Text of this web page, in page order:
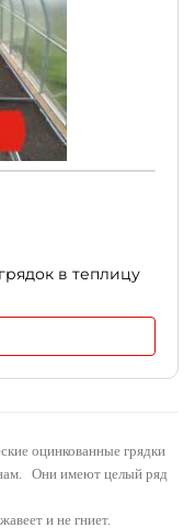
в теплицу
оцинкованные грядки
Они имеют целый ряд
и не гниет.